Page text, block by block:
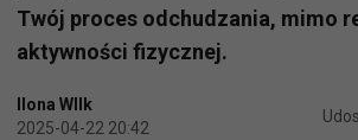
Twój proces odchudzania, mimo
aktywności fizycznej.
Ilona WIlk
2025-04-22 20:42